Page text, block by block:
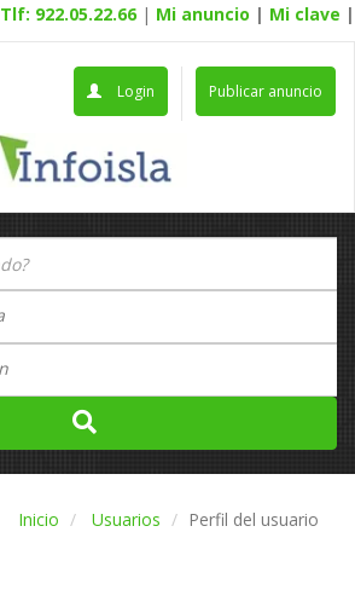
Tlf: 922.05.22.66 | Mi anuncio | Mi clave |
Publicar anuncio
Login
Inicio Usuarios Perfil del usuario